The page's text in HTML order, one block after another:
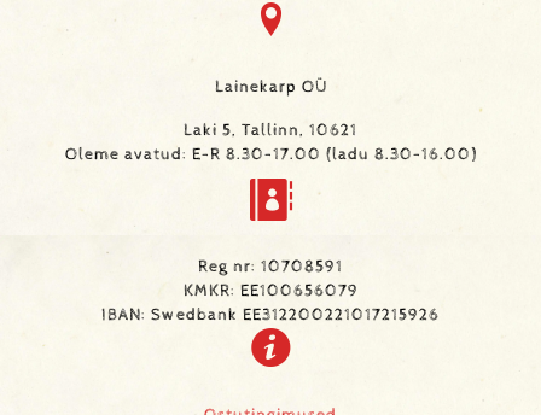
Lainekarp OÜ
Laki 5, Tallinn, 10621
Oleme avatud: E-R 8.30-17.00 (ladu 8.30-16.00)
Reg nr: 10708591
KMKR: EE100656079
IBAN: Swedbank EE312200221017215926